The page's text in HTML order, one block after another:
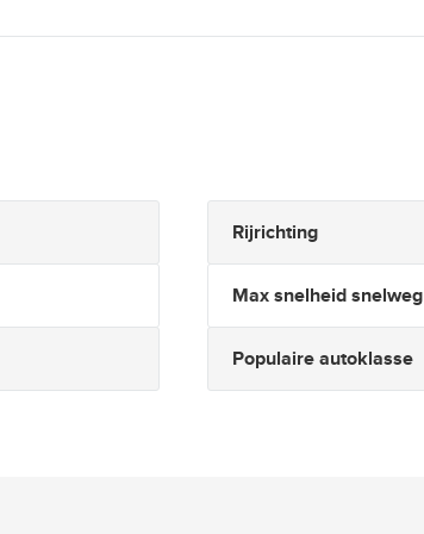
Rijrichting
Max snelheid snelweg
Populaire autoklasse